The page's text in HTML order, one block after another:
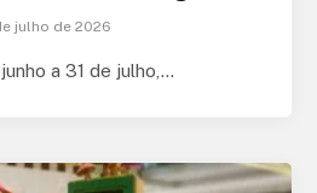
julho de 2026
a 31 de julho,…